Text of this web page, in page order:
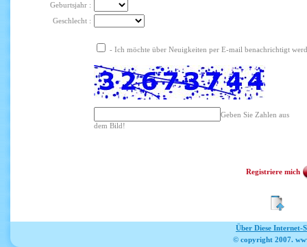
Geburtsjahr :
Geschlecht :
- Ich möchte über Neuigkeiten per E-mail benachrichtigt
Geben Sie Zahlen aus
dem Bild!
Registriere mich
Über Diese Internet-
© copyright 2007.